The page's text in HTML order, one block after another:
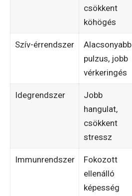
csökkent
köhögés
Szív-érrendszer
Alacsonyabb
pulzus, jobb
vérkeringés
Idegrendszer
Jobb
hangulat,
csökkent
stressz
Immunrendszer
Fokozott
ellenálló
képesség